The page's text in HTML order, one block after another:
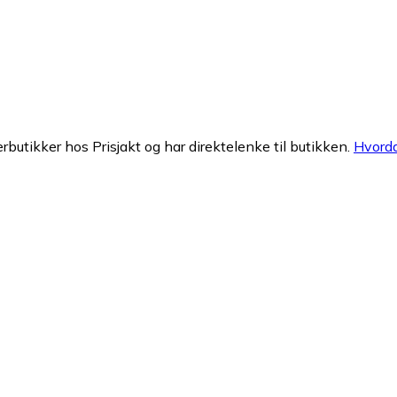
hos Prisjakt og har direktelenke til butikken.